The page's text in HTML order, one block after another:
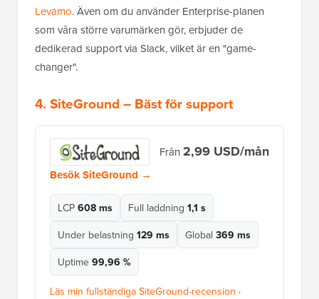
Levamo. Även om du använder Enterprise-planen
som våra större varumärken gör, erbjuder de
dedikerad support via Slack, vilket är en "game-
changer".
4. SiteGround – Bäst för support
Från 2,99 USD/mån
Besök SiteGround →
LCP 608 ms Full laddning 1,1 s
Under belastning 129 ms Global 369 ms
Uptime 99,96 %
Läs min fullständiga SiteGround-recension ·